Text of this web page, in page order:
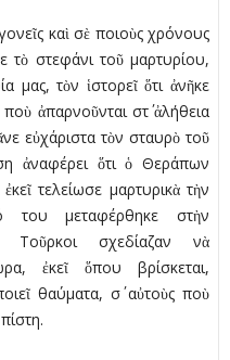
καὶ σὲ ποιοὺς χρόνους
τὸ στεφάνι τοῦ µαρτυρίου,
µας, τὸν ἱστορεῖ ὅτι ἀνῆκε
ἀπαρνοῦνται στ΄ ἀλήθεια
εὐχάριστα τὸν σταυρὸ τοῦ
ἀναφέρει ὅτι ὁ Θεράπων
τελείωσε µαρτυρικὰ τὴν
µεταφέρθηκε στὴν
Τοῦρκοι σχεδίαζαν νὰ
ἐκεῖ ὅπου βρίσκεται,
θαύµατα, σ΄ αὐτοὺς ποὺ